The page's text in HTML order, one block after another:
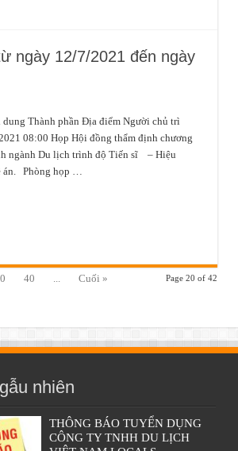
ngày 12/7/2021 đến ngày
phần Địa điểm Người chủ trì
08:00 Họp Hội đồng thẩm định chương
ngành Du lịch trình độ Tiến sĩ – Hiệu
án. Phòng họp …
Page 20 of 42
40 Cuối »
nhiên
THÔNG BÁO TUYỂN DỤNG
CÔNG TY TNHH DU LỊCH